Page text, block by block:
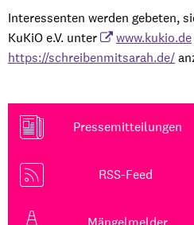
Interessenten werden gebeten,
KuKiO e.V. unter
www.kukio.de
https://schreibenmitsarah.de/
Pressemitteilungen
RSS-Feed
Mängelmelder